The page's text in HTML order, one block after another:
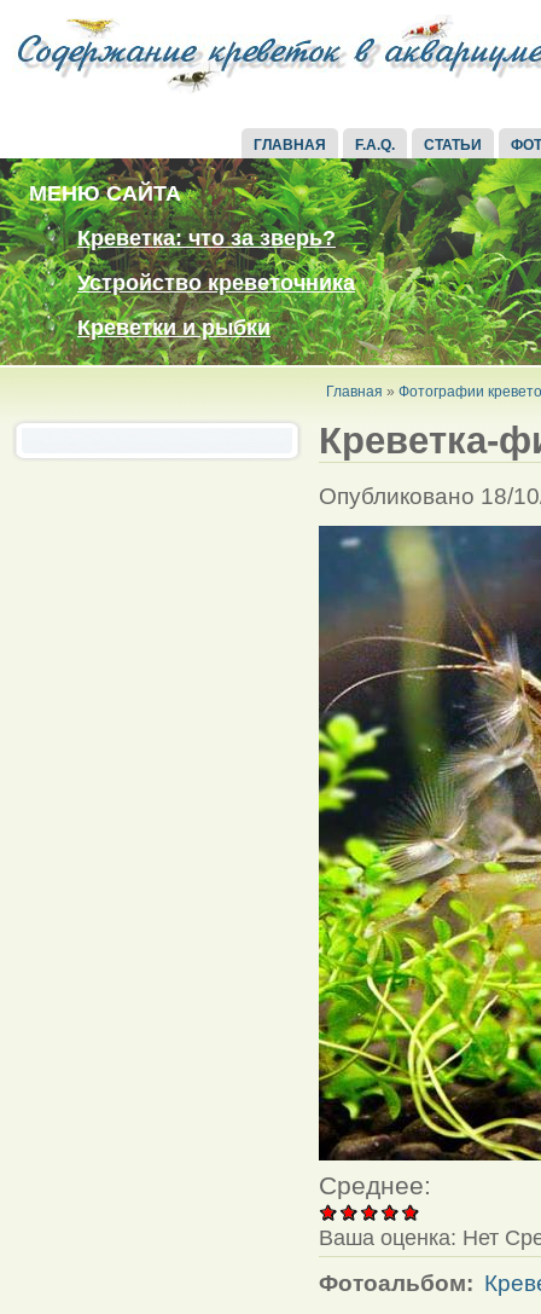
ГЛАВНАЯ F.A.Q. СТАТЬИ
МЕНЮ САЙТА
Креветка: что за зверь?
Устройство креветочника
Креветки и рыбки
Главная » Фотографии
Креветка-
Опубликовано 18/
Среднее:
Ваша оценка: Нет
Фотоальбом: